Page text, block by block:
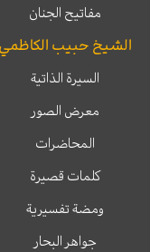
مفاتيح الجنان
الشيخ حبيب الكاظمي
السيرة الذاتية
معرض الصور
المحاضرات
كلمات قصيرة
ومضة تفسيرية
جواهر البحار